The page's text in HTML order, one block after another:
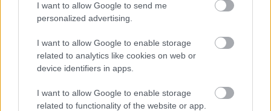
I want to allow Google to send me
personalized advertising.
I want to allow Google to enable storage
related to analytics like cookies on web or
device identifiers in apps.
I want to allow Google to enable storage
related to functionality of the website or app.
Λιγότερο διαδεδομένο, αυτό το όνειρο διαφέρει από
βλέπει το όνειρο είναι ενεργός και απελευθερώνεται
από κάτι που του ανήκει, αλλά που ίσως τον
την περίπτωση, για να κατανοήσεις καλύτερα το